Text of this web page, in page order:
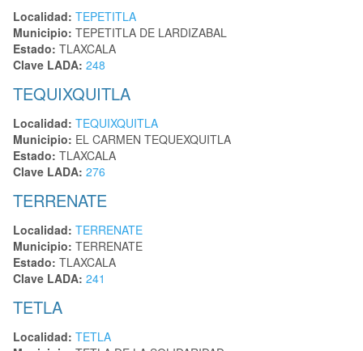
Localidad: TEPETITLA
Municipio: TEPETITLA DE LARDIZABAL
Estado: TLAXCALA
Clave LADA: 248
TEQUIXQUITLA
Localidad: TEQUIXQUITLA
Municipio: EL CARMEN TEQUEXQUITLA
Estado: TLAXCALA
Clave LADA: 276
TERRENATE
Localidad: TERRENATE
Municipio: TERRENATE
Estado: TLAXCALA
Clave LADA: 241
TETLA
Localidad: TETLA